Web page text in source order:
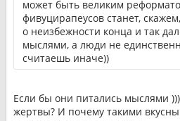
может быть великим
фивуцирапеусов станет,
о неизбежности конца и так
мыслями, а люди не
считаешь иначе))
Если бы они питались мыслями
жертвы? И почему такими